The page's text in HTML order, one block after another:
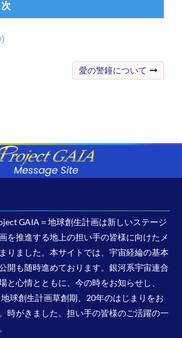
愛の警鐘について
GAIA＝地球創生計画は新しいステージ
を推進する地上の担い手の皆様に向けたメ
りました。本サイトでは、宇宙経綸の基本
開も随時進めております。銀河系宇宙連合
と心情とともに、今の時をお知らせし、
球創生計画草創期、20年のはじまりをお
時がきました。担い手の皆様のご活躍の一